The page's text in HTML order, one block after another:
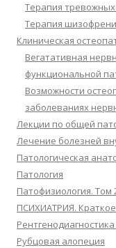
Терапия тревожных
Терапия
Клиническая
Вегатативная
функциональной
Возможности
заболеваниях
Лекции по общей
Лечение болезней
Патологическая
Патология
Патофизиология. Том
ПСИХИАТРИЯ.
Рубцовая алопеция